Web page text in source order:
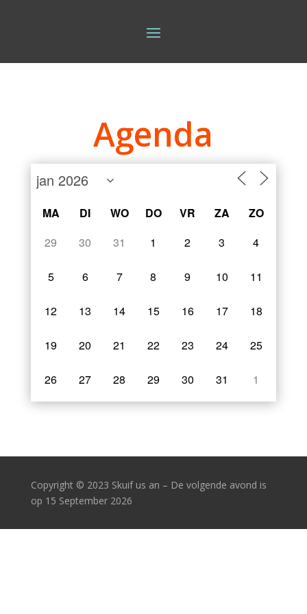
Agenda
MA DI WO DO VR ZA
ZO
29
30 31 1 2 3 4
5 6 7 8 9 10 11
12 13 14 15 16 17 18
19 20 21 22 23 24 25
26 27 28 29 30 31 1
Copyright © 2023 Skuif us an – De volgende avond is
op 15 September 2026